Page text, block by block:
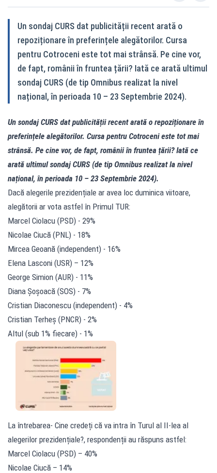
Un sondaj CURS dat publicității recent arată o
repoziționare în preferințele alegătorilor. Cursa
pentru Cotroceni este tot mai strânsă. Pe cine vor,
de fapt, românii în fruntea țării? Iată ce arată ultimul
sondaj CURS (de tip Omnibus realizat la nivel
național, în perioada 10 – 23 Septembrie 2024).
Un sondaj CURS dat publicității recent arată o repoziționare în
preferințele alegătorilor. Cursa pentru Cotroceni este tot mai
strânsă. Pe cine vor, de fapt, românii în fruntea țării? Iată ce
arată ultimul sondaj CURS (de tip Omnibus realizat la nivel
național, în perioada 10 – 23 Septembrie 2024).
Dacă alegerile prezidențiale ar avea loc duminica viitoare,
alegătorii ar vota astfel în Primul TUR:
Marcel Ciolacu (PSD) - 29%
Nicolae Ciucă (PNL) - 18%
Mircea Geoană (independent) - 16%
Elena Lasconi (USR) – 12%
George Simion (AUR) - 11%
Diana Șoșoacă (SOS) - 7%
Cristian Diaconescu (independent) - 4%
Cristian Terheș (PNCR) - 2%
Altul (sub 1% fiecare) - 1%
La întrebarea- Cine credeți că va intra în Turul al II-lea al
alegerilor prezidențiale?, respondenții au răspuns astfel:
Marcel Ciolacu (PSD) – 40%
Nicolae Ciucă – 14%